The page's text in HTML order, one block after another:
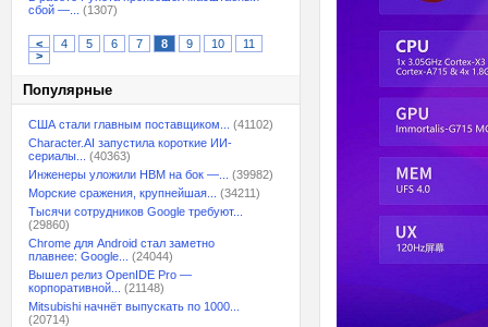
сбой —...
(1307)
< 4 5 6 7 8 9 10
11
>
Популярные
США стали главным поставщиком...
(41102)
Character.AI запустила короткие ИИ-
сериалы...
(40363)
Инженеры уложили HBM на бок —...
(39982)
Морские сражения, крупнейшая...
(34211)
Тысячи сотрудников Google требуют...
(29860)
Chrome для Android стал заметно
плавнее: Google...
(24044)
Вышел релиз OpenIDE Pro —
корпоративной...
(21148)
Mitsubishi начнёт выпускать по 1000...
(20714)